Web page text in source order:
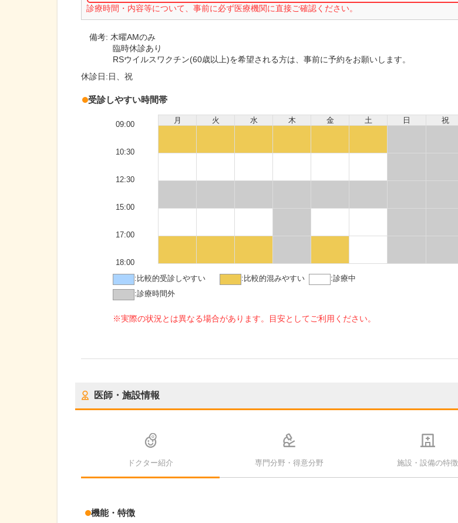
診療時間・内容等について、事前に必ず医療機関に直接ご確認ください。
備考: 木曜AMのみ
臨時休診あり
RSウイルスワクチン(60歳以上)を希望される方は、事前に予約をお願いします。
休診日:日、祝
受診しやすい時間帯
月 火 水 木 金 土 日 祝
09:00
10:30
12:30
15:00
17:00
18:00
: 比較的受診しやすい : 比較的混みやすい :診療中
:診療時間外
※実際の状況とは異なる場合があります。目安としてご利用ください。
医師・施設情報
ドクター紹介 専門分野・得意分野 施設・設備の特徴
機能・特徴